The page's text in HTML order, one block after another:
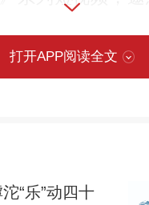
里的乡土温度
打开APP阅读全文
“乐”动四十